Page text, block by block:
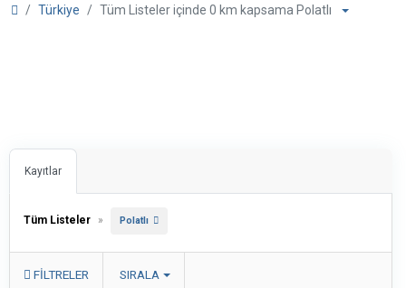
Türkiye Tüm Listeler içinde 0 km kapsama Polatlı
Kayıtlar
Tüm Listeler » Polatlı
FILTRELER SIRALA